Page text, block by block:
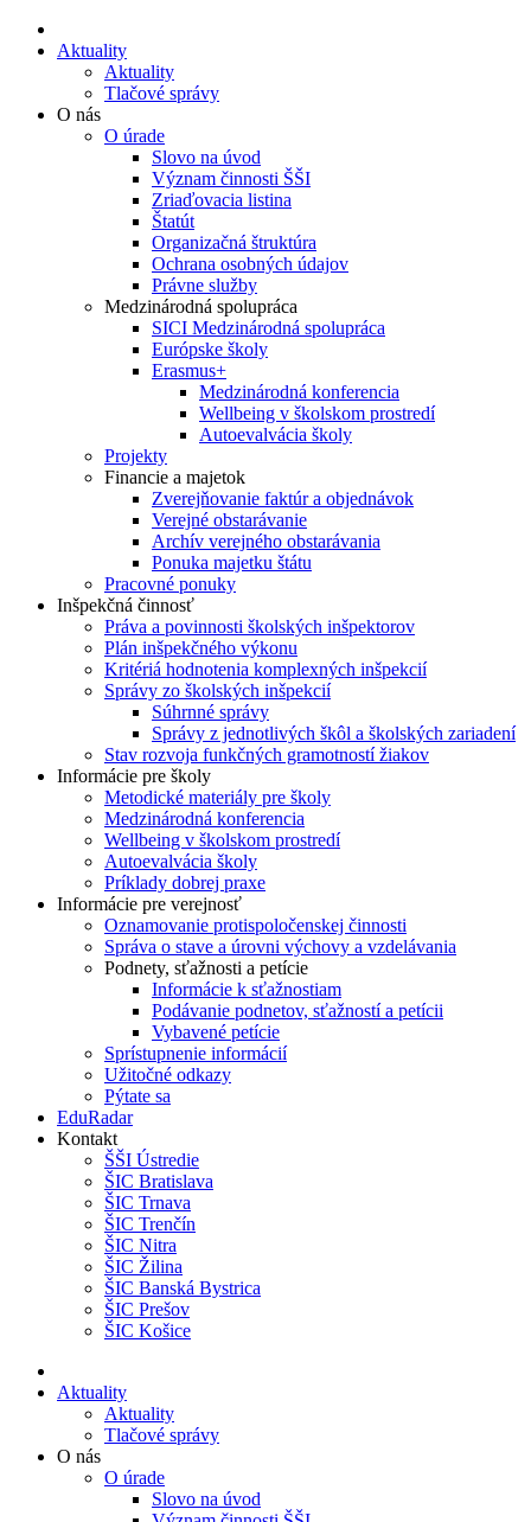
Aktuality
Aktuality
Tlačové správy
O nás
O úrade
Slovo na úvod
Význam činnosti ŠŠI
Zriaďovacia listina
Štatút
Organizačná štruktúra
Ochrana osobných údajov
Právne služby
Medzinárodná spolupráca
SICI Medzinárodná spolupráca
Európske školy
Erasmus+
Medzinárodná konferencia
Wellbeing v školskom prostredí
Autoevalvácia školy
Projekty
Financie a majetok
Zverejňovanie faktúr a objednávok
Verejné obstarávanie
Archív verejného obstarávania
Ponuka majetku štátu
Pracovné ponuky
Inšpekčná činnosť
Práva a povinnosti školských inšpektorov
Plán inšpekčného výkonu
Kritériá hodnotenia komplexných inšpekcií
Správy zo školských inšpekcií
Súhrnné správy
Správy z jednotlivých škôl a školských zariadení
Stav rozvoja funkčných gramotností žiakov
Informácie pre školy
Metodické materiály pre školy
Medzinárodná konferencia
Wellbeing v školskom prostredí
Autoevalvácia školy
Príklady dobrej praxe
Informácie pre verejnosť
Oznamovanie protispoločenskej činnosti
Správa o stave a úrovni výchovy a vzdelávania
Podnety, sťažnosti a petície
Informácie k sťažnostiam
Podávanie podnetov, sťažností a petícii
Vybavené petície
Sprístupnenie informácií
Užitočné odkazy
Pýtate sa
EduRadar
Kontakt
ŠŠI Ústredie
ŠIC Bratislava
ŠIC Trnava
ŠIC Trenčín
ŠIC Nitra
ŠIC Žilina
ŠIC Banská Bystrica
ŠIC Prešov
ŠIC Košice
Aktuality
Aktuality
Tlačové správy
O nás
O úrade
Slovo na úvod